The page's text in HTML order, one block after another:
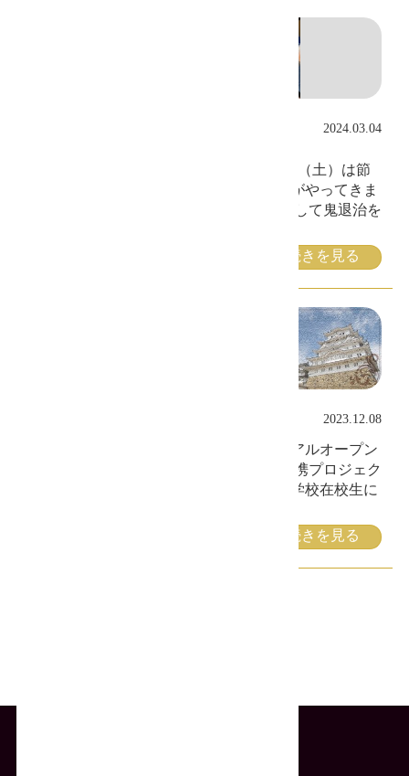
2024.03.04
こんにちは！デイサービス白雫です。 2/3（土）は節
分の日…の前日２日（金）に白雫にも鬼がやってきま
した！ 利用者様とスタッフみんなで協力して鬼退治を
続きを見る
2023.12.08
2023年12月に当ホームページをリニューアルオープン
いたしました。 当ホームページは地域連携プロジェク
トの一環として、姫路情報システム専門学校在校生に
続きを見る